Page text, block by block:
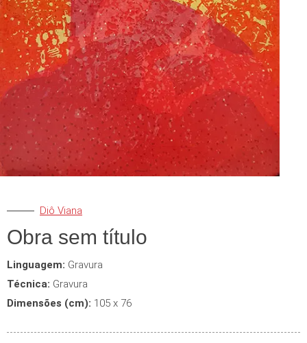
Diô Viana
Obra sem título
Linguagem: Gravura
Técnica: Gravura
Dimensões (cm): 105 x 76